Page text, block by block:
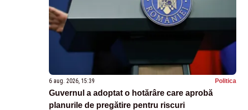
6 aug. 2026, 15:39 Politica
Guvernul a adoptat o hotărâre care aprobă
planurile de pregătire pentru riscuri